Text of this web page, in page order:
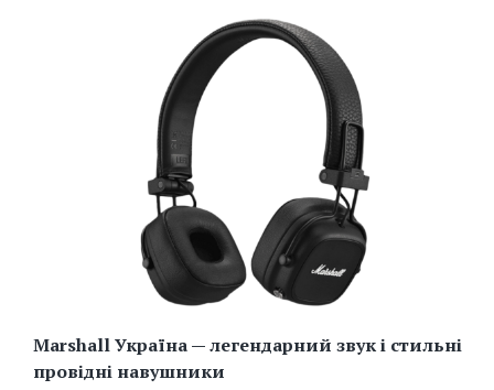
Marshall Україна — легендарний звук і стильні
провідні навушники